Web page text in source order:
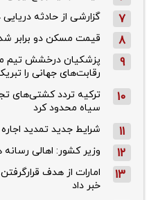
7 گزارشی از حادثه
8 قیمت مسکن دو برابر
9
پزشکیان درخشش تیم
رقابت‌های جهانی را
10
ترکیه تردد کشتی‌های
سیاه محدود کرد
11 شرایط جدید تمدید
12 وزیر کشور: اهالی رسانه
13
امارات از هدف
خبر داد